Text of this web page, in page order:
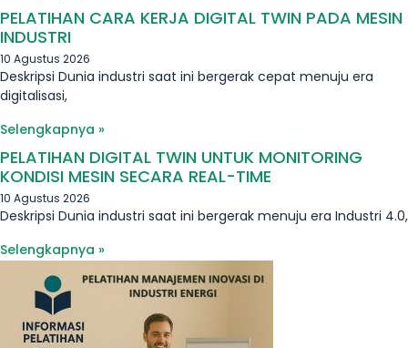
PELATIHAN CARA KERJA DIGITAL TWIN PADA MESIN
INDUSTRI
10 Agustus 2026
Deskripsi Dunia industri saat ini bergerak cepat menuju era
digitalisasi,
Selengkapnya »
PELATIHAN DIGITAL TWIN UNTUK MONITORING
KONDISI MESIN SECARA REAL-TIME
10 Agustus 2026
Deskripsi Dunia industri saat ini bergerak menuju era Industri 4.0,
Selengkapnya »